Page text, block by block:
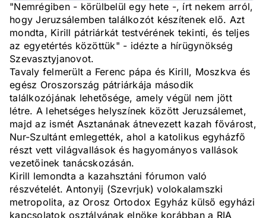
"Nemrégiben - körülbelül egy hete -, írt nekem arról,
hogy Jeruzsálemben találkozót készítenek elő. Azt
mondta, Kirill pátriárkát testvérének tekinti, és teljes
az egyetértés közöttük" - idézte a hírügynökség
Szevasztyjanovot.
Tavaly felmerült a Ferenc pápa és Kirill, Moszkva és
egész Oroszország pátriárkája második
találkozójának lehetősége, amely végül nem jött
létre. A lehetséges helyszínek között Jeruzsálemet,
majd az ismét Asztanának átnevezett kazah fővárost,
Nur-Szultánt emlegették, ahol a katolikus egyházfő
részt vett világvallások és hagyományos vallások
vezetőinek tanácskozásán.
Kirill lemondta a kazahsztáni fórumon való
részvételét. Antonyij (Szevrjuk) volokalamszki
metropolita, az Orosz Ortodox Egyház külső egyházi
kapcsolatok osztályának elnöke korábban a RIA